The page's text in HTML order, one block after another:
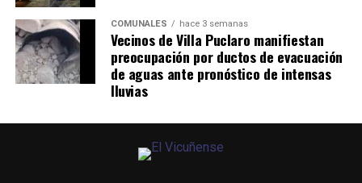
COMUNALES hace 3 semanas
Vecinos de Villa Puclaro manifiestan
preocupación por ductos de evacuación
de aguas ante pronóstico de intensas
lluvias